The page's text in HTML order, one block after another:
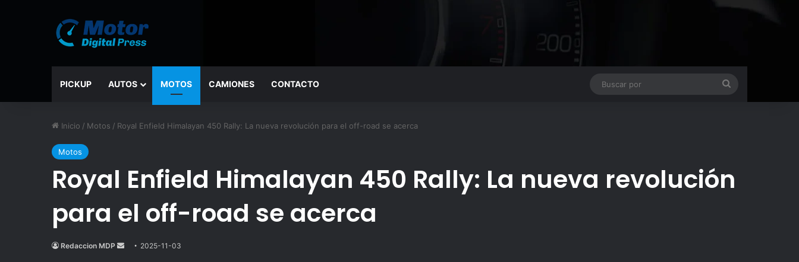
PICKUP AUTOS MOTOS CAMIONES CONTACTO
Inicio / Motos / Royal Enfield Himalayan 450 Rally: La nueva revolución para el off-road se acerca
Motos
Royal Enfield Himalayan 450 Rally: La nueva revolución
para el off-road se acerca
Redaccion MDP
Send2025-11-03